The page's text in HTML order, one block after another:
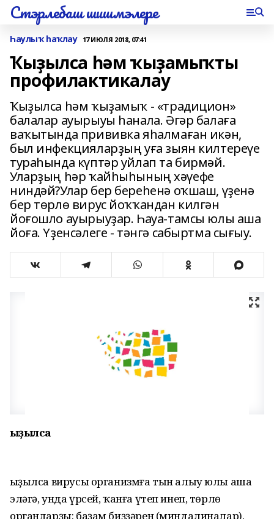
Стэрлебаш шишмэлере
Һаулыҡ һаҡлау 17 ИЮЛЯ 2018, 07:41
Ҡыҙылса һәм ҡыҙамыҡты
профилактикалау
Ҡыҙылса һәм ҡыҙамыҡ - «традицион»
балалар ауырыуы һанала. Әгәр балаға
ваҡытында прививка яһалмаған икән,
был инфекцияларҙың уға зыян килтереүе
тураһында күптәр уйлап та бирмәй.
Уларҙың һәр ҡайһыһының хәүефе
ниндәй?Улар бер береһенә оҡшаш, үҙенә
бер төрлө вирус йоҡҡандан килгән
йоғошло ауырыуҙар. Һауа-тамсы юлы аша
йоға. Үҙенсәлеге - тәнгә сабыртма сығыу.
Ҡыҙылса
Ҡыҙылса вирусы организмға тын алыу юлы аша
эләгә, унда үрсей, ҡанға үтеп инеп, төрлө
органдарҙы: баҙам биҙҙәрен (миндалиналар),